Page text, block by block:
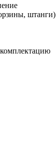
штанги)
комплектацию